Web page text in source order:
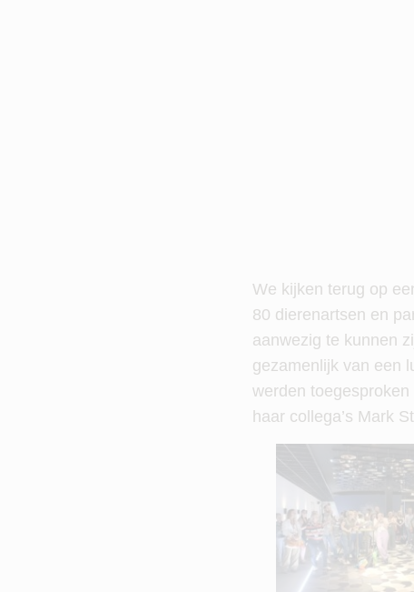
We kijken terug op
80 dierenartsen en
aanwezig te kunnen
gezamenlijk van een
werden
haar collega’s Mark